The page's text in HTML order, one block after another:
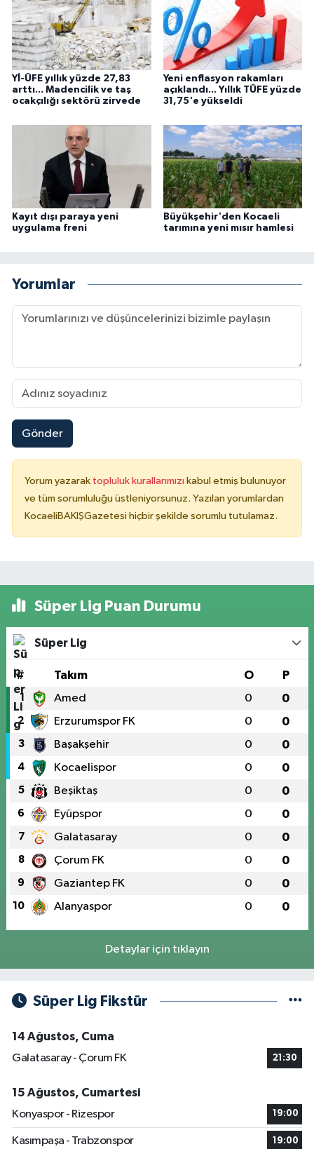
Yİ-ÜFE yıllık yüzde 27,83
arttı... Madencilik ve taş
ocakçılığı sektörü zirvede
Yeni enflasyon rakamları
açıklandı... Yıllık TÜFE yüzde
31,75'e yükseldi
Kayıt dışı paraya yeni
uygulama freni
Büyükşehir'den Kocaeli
tarımına yeni mısır hamlesi
Yorumlar
Gönder
Yorum yazarak topluluk kurallarımızı kabul etmiş bulunuyor
ve tüm sorumluluğu üstleniyorsunuz. Yazılan yorumlardan
KocaeliBAKIŞGazetesi hiçbir şekilde sorumlu tutulamaz.
Süper Lig Puan Durumu
Süper Lig
# Takım O P
1 Amed 0 0
2 Erzurumspor FK 0 0
3 Başakşehir 0 0
4 Kocaelispor 0 0
5 Beşiktaş 0 0
6 Eyüpspor 0 0
7 Galatasaray 0 0
8 Çorum FK 0 0
9 Gaziantep FK 0 0
10 Alanyaspor 0 0
Detaylar için tıklayın
Süper Lig Fikstür
14 Ağustos, Cuma
Galatasaray - Çorum FK
21:30
15 Ağustos, Cumartesi
Konyaspor - Rizespor
19:00
Kasımpaşa - Trabzonspor 19:00